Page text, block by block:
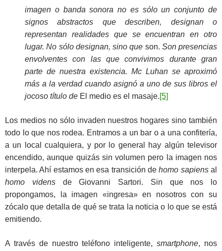
imagen o banda sonora no es sólo un conjunto de
signos abstractos que describen, designan o
representan realidades que se encuentran en otro
lugar. No sólo designan, sino que son. Son presencias
envolventes con las que convivimos durante gran
parte de nuestra existencia. Mc Luhan se aproximó
más a la verdad cuando asignó a uno de sus libros el
jocoso título de El medio es el masaje.[5]
Los medios no sólo invaden nuestros hogares sino también
todo lo que nos rodea. Entramos a un bar o a una confitería,
a un local cualquiera, y por lo general hay algún televisor
encendido, aunque quizás sin volumen pero la imagen nos
interpela. Ahí estamos en esa transición dehomo sapiensal
homo vidensde Giovanni Sartori. Sin que nos lo
propongamos, la imagen «ingresa» en nosotros con su
zócalo que detalla de qué se trata la noticia o lo que se está
emitiendo.
A través de nuestro teléfono inteligente,smartphone, nos